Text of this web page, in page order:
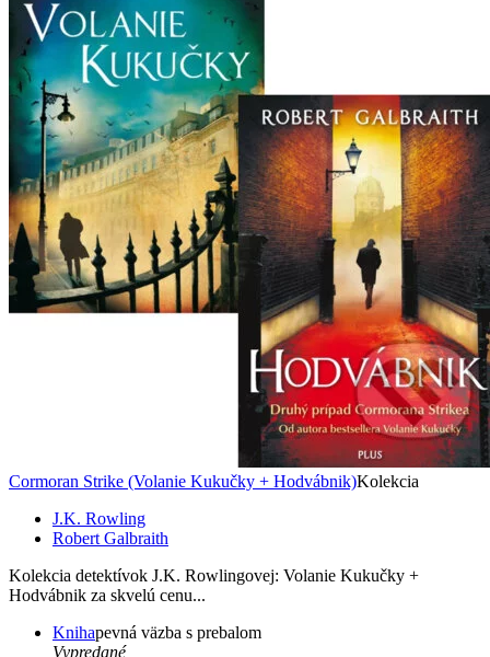
Cormoran Strike (Volanie Kukučky + Hodvábnik)Kolekcia
J.K. Rowling
Robert Galbraith
Kolekcia detektívok J.K. Rowlingovej: Volanie Kukučky +
Hodvábnik za skvelú cenu...
Knihapevná väzba s prebalom
Vypredané